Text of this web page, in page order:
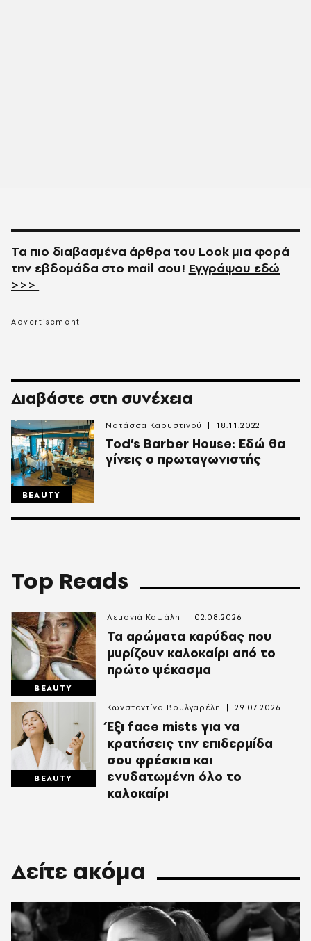
Τα πιο διαβασμένα άρθρα του Look μια φορά
την εβδομάδα στο mail σου! Εγγράψου εδώ
>>>
Διαβάστε στη συνέχεια
BEAUTY
Tod’s Barber House: Εδώ θα
γίνεις ο πρωταγωνιστής
Νατάσσα Καρυστινού 18.11.2022
Top Reads
BEAUTY
Τα αρώματα καρύδας που
μυρίζουν καλοκαίρι από το
πρώτο ψέκασμα
Λεμονιά Καψάλη 02.08.2026
BEAUTY
Έξι face mists για να
κρατήσεις την επιδερμίδα
σου φρέσκια και
ενυδατωμένη όλο το
καλοκαίρι
Κωνσταντίνα Βουλγαρέλη 29.07.2026
Δείτε ακόμα